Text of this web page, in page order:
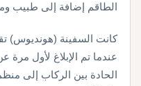
الطاقم إضافة إلى طبيب
عندما تم الإبلاغ لأول
الحادة بين الركاب إلى